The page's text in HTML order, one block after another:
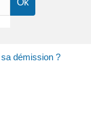
démission ?